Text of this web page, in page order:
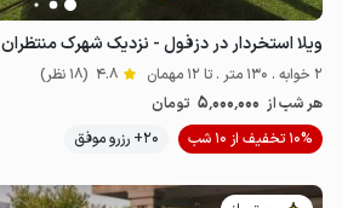
ویلا استخردار در دزفول - نزدیک شهرک منتظران
2 خوابه . 130 متر . تا 12 مهمان 4.8 (18 نظر)
هر شب از 5٬000٬000 تومان
10% تخفیف از 10 شب
20+ رزرو موفق